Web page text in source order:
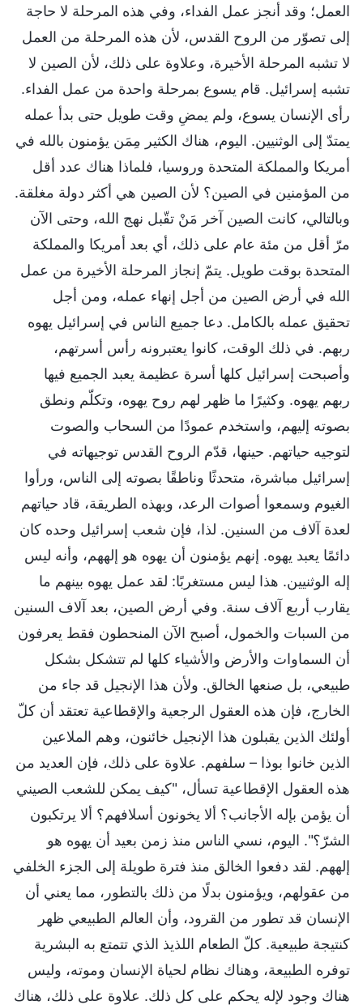
العمل؛ وقد أنجز عمل الفداء، وفي هذه المرحلة لا حاجة
إلى تصوّر من الروح القدس، لأن هذه المرحلة من العمل
لا تشبه المرحلة الأخيرة، وعلاوة على ذلك، لأن الصين لا
تشبه إسرائيل. قام يسوع بمرحلة واحدة من عمل الفداء.
رأى الإنسان يسوع، ولم يمضِ وقت طويل حتى بدأ عمله
يمتدّ إلى الوثنيين. اليوم، هناك الكثير مِمَن يؤمنون بالله في
أمريكا والمملكة المتحدة وروسيا، فلماذا هناك عدد أقل
من المؤمنين في الصين؟ لأن الصين هي أكثر دولة مغلقة.
وبالتالي، كانت الصين آخر مَنْ تقّبل نهج الله، وحتى الآن
مرّ أقل من مئة عام على ذلك، أي بعد أمريكا والمملكة
المتحدة بوقت طويل. يتمّ إنجاز المرحلة الأخيرة من عمل
الله في أرض الصين من أجل إنهاء عمله، ومن أجل
تحقيق عمله بالكامل. دعا جميع الناس في إسرائيل يهوه
ربهم. في ذلك الوقت، كانوا يعتبرونه رأس أسرتهم،
وأصبحت إسرائيل كلها أسرة عظيمة يعبد الجميع فيها
ربهم يهوه. وكثيرًا ما ظهر لهم روح يهوه، وتكلّم ونطق
بصوته إليهم، واستخدم عمودًا من السحاب والصوت
لتوجيه حياتهم. حينها، قدّم الروح القدس توجيهاته في
إسرائيل مباشرة، متحدثًا وناطقًا بصوته إلى الناس، ورأوا
الغيوم وسمعوا أصوات الرعد، وبهذه الطريقة، قاد حياتهم
لعدة آلاف من السنين. لذا، فإن شعب إسرائيل وحده كان
دائمًا يعبد يهوه. إنهم يؤمنون أن يهوه هو إلههم، وأنه ليس
إله الوثنيين. هذا ليس مستغربًا: لقد عمل يهوه بينهم ما
يقارب أربع آلاف سنة. وفي أرض الصين، بعد آلاف السنين
من السبات والخمول، أصبح الآن المنحطون فقط يعرفون
أن السماوات والأرض والأشياء كلها لم تتشكل بشكل
طبيعي، بل صنعها الخالق. ولأن هذا الإنجيل قد جاء من
الخارج، فإن هذه العقول الرجعية والإقطاعية تعتقد أن كلّ
أولئك الذين يقبلون هذا الإنجيل خائنون، وهم الملاعين
الذين خانوا بوذا – سلفهم. علاوة على ذلك، فإن العديد من
هذه العقول الإقطاعية تسأل، "كيف يمكن للشعب الصيني
أن يؤمن بإله الأجانب؟ ألا يخونون أسلافهم؟ ألا يرتكبون
الشرّ؟". اليوم، نسي الناس منذ زمن بعيد أن يهوه هو
إلههم. لقد دفعوا الخالق منذ فترة طويلة إلى الجزء الخلفي
من عقولهم، ويؤمنون بدلًا من ذلك بالتطور، مما يعني أن
الإنسان قد تطور من القرود، وأن العالم الطبيعي ظهر
كنتيجة طبيعية. كلّ الطعام اللذيذ الذي تتمتع به البشرية
توفره الطبيعة، وهناك نظام لحياة الإنسان وموته، وليس
هناك وجود لإله يحكم على كل ذلك. علاوة على ذلك، هناك